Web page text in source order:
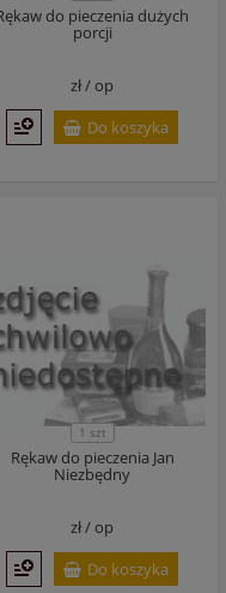
do pieczenia dużych
porcji
zł /op
Do koszyka
1 szt
Rękaw do pieczenia Jan
Niezbędny
zł /op
Do koszyka